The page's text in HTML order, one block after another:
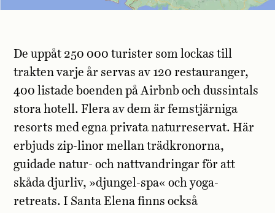
De uppåt 250 000 turister som lockas till
trakten varje år servas av 120 restauranger,
400 listade boenden på Airbnb och dussintals
stora hotell. Flera av dem är femstjärniga
resorts med egna privata naturreservat. Här
erbjuds zip-linor mellan trädkronorna,
guidade natur- och nattvandringar för att
skåda djurliv, »djungel-spa« och yoga-
retreats. I Santa Elena finns också